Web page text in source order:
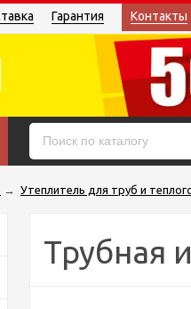
Гарантия Контакты
→ Утеплитель для труб и
Трубная